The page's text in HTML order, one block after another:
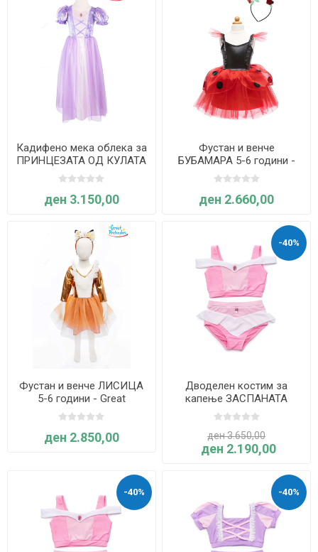
Кадифено мека облека за
ПРИНЦЕЗАТА ОД КУЛАТА
5-6 години - Great
Pretenders
ден 3.150,00
Фустан и венче
БУБАМАРА 5-6 години -
Great Pretenders
ден 2.660,00
Фустан и венче ЛИСИЦА
5-6 години - Great
Pretenders
ден 2.850,00
-40%
Дводелен костим за
капење ЗАСПАНАТА
УБАВИЦА 3-4 години -
Great Pretenders
ден 3.650,00
ден 2.190,00
-40% -40%